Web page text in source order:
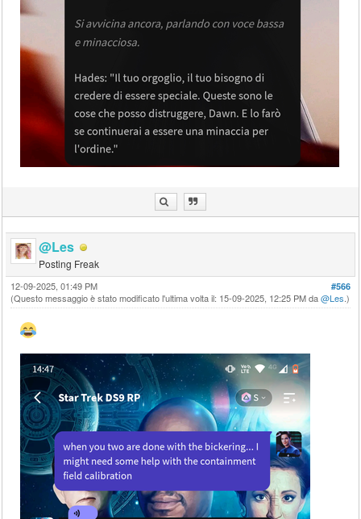
@Les
Posting Freak
#566
12-09-2025, 01:49 PM
(Questo messaggio è stato modificato l'ultima volta il: 15-09-2025, 12:25 PM da@Les .)